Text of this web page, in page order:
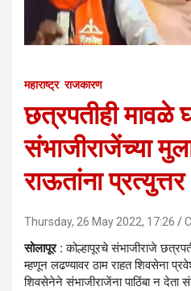
महाराष्ट्र राजकारण
छत्रपतीही मावळे
संभाजीराजेंच्या
राऊतांना प्रत्युत्तर
Thursday, 26 May 2022, 17:26
सोलापूर : कोल्हापूरचे संभाजीराजे
म्हणून लढण्यावर ठाम राहत शिवसेना
शिवसेनेने संभाजीराजेंना पाठिंबा न देता